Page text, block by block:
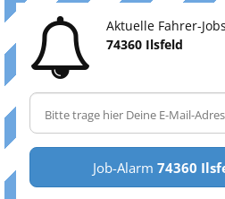
Aktuelle Fahrer-
74360 Ilsfeld
Job-Alarm 74360